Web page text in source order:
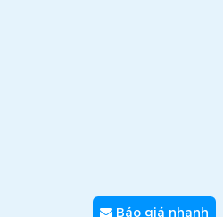
Báo giá nhanh